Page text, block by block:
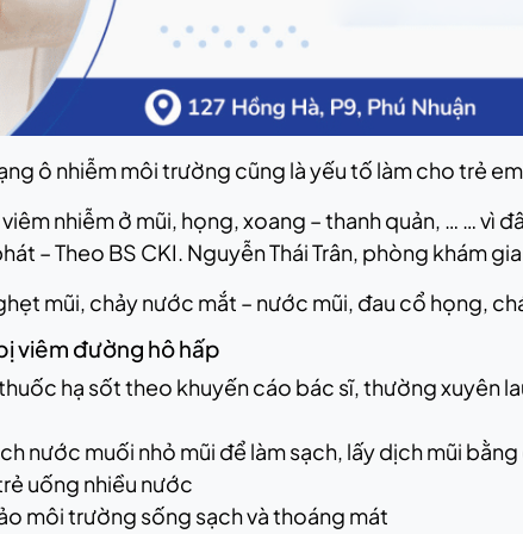
ô nhiễm môi trường cũng là yếu tố làm cho trẻ
nhiễm ở mũi, họng, xoang – thanh quản, … … vì
– Theo BS CKI. Nguyễn Thái Trân, phòng khám
mũi, chảy nước mắt – nước mũi, đau cổ họng,
viêm đường hô hấp
hạ sốt theo khuyến cáo bác sĩ, thường xuyên
nước muối nhỏ mũi để làm sạch, lấy dịch mũi
uống nhiều nước
môi trường sống sạch và thoáng mát